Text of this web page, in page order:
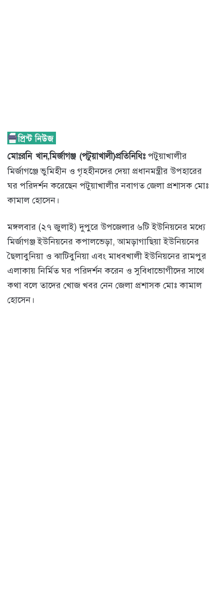
মোঃরনি খান,মির্জাগঞ্জ (পটুয়াখালী)প্রতিনিধিঃ পটুয়াখালীর
মির্জাগঞ্জে ভুমিহীন ও গৃহহীনদের দেয়া প্রধানমন্ত্রীর উপহারের
ঘর পরিদর্শন করেছেন পটুয়াখালীর নবাগত জেলা প্রশাসক মোঃ
কামাল হোসেন।
মঙ্গলবার (২৭ জুলাই) দুপুরে উপজেলার ৬টি ইউনিয়নের মধ্যে
মির্জাগঞ্জ ইউনিয়নের কপালভেড়া, আমড়াগাছিয়া ইউনিয়নের
ছৈলাবুনিয়া ও ঝাটিবুনিয়া এবং মাধবখালী ইউনিয়নের রামপুর
এলাকায় নির্মিত ঘর পরিদর্শন করেন ও সুবিধাভোগীদের সাথে
কথা বলে তাদের খোজ খবর নেন জেলা প্রশাসক মোঃ কামাল
হোসেন।